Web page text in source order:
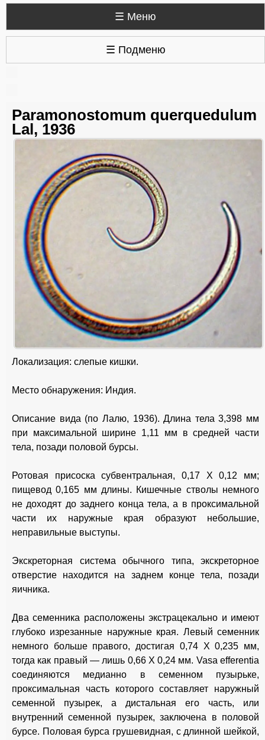
☰ Меню
☰ Подменю
Paramonostomum querquedulum
Lal, 1936
Локализация: слепые кишки.
Место обнаружения: Индия.
Описание вида (по Лалю, 1936). Длина тела 3,398 мм
при максимальной ширине 1,11 мм в средней части
тела, позади половой бурсы.
Ротовая присоска субвентральная, 0,17 X 0,12 мм;
пищевод 0,165 мм длины. Кишечные стволы немного
не доходят до заднего конца тела, а в проксимальной
части их наружные края образуют небольшие,
неправильные выступы.
Экскреторная система обычного типа, экскреторное
отверстие находится на заднем конце тела, позади
яичника.
Два семенника расположены экстрацекально и имеют
глубоко изрезанные наружные края. Левый семенник
немного больше правого, достигая 0,74 X 0,235 мм,
тогда как правый — лишь 0,66 X 0,24 мм. Vasa efferentia
соединяются медианно в семенном пузырьке,
проксимальная часть которого составляет наружный
семенной пузырек, а дистальная его часть, или
внутренний семенной пузырек, заключена в половой
бурсе. Половая бурса грушевидная, с длинной шейкой,